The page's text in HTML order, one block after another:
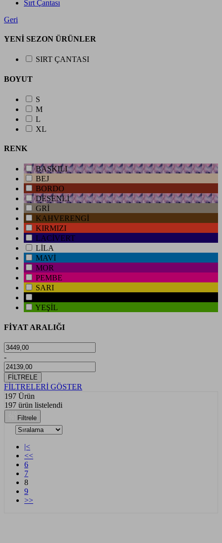
Sırt Çantası
Geri
YENİ SEZON ÜRÜNLER
SIRT ÇANTASI
BOYUT
S
M
L
XL
RENK
BASKILI
BEJ
BORDO
DESENLİ
GRİ
KAHVERENGİ
KIRMIZI
LACİVERT
LİLA
MAVİ
MOR
PEMBE
SARI
YEŞİL
FİYAT ARALIĞI
-
FİLTRELE
FİLTRELERİ GÖSTER
197 Ürün
197 ürün listelendi
Filtrele
|<
<<
6
7
8
9
>>